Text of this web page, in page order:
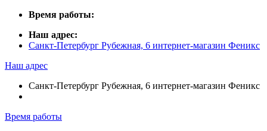
Время работы:
Наш адрес:
Санкт-Петербург Рубежная, 6 интернет-магазин Феникс
Наш адрес
Санкт-Петербург Рубежная, 6 интернет-магазин Феникс
Время работы